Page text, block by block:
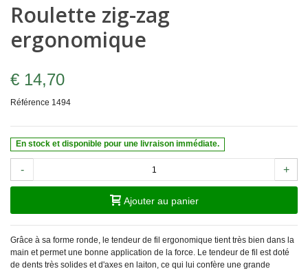
Roulette zig-zag
ergonomique
€ 14,70
Référence 1494
En stock et disponible pour une livraison immédiate.
- +
Ajouter au panier
Grâce à sa forme ronde, le tendeur de fil ergonomique tient très bien dans la
main et permet une bonne application de la force. Le tendeur de fil est doté
de dents très solides et d'axes en laiton, ce qui lui confère une grande